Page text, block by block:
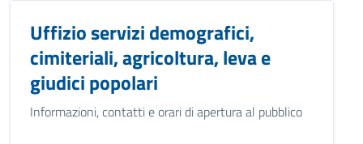
Uffizio servizi demografici,
cimiteriali, agricoltura, leva e
giudici popolari
Informazioni, contatti e orari di apertura al pubblico